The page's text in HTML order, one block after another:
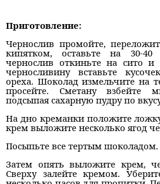
Приготовление:
Чернослив промойте,
кипятком, оставьте на 30-
чернослив откиньте на сито
черносливину вставьте
ореха. Шоколад измельчите на
просейте. Сметану взбейте
подсыпая сахарную пудру по
На дно креманки положите
крем выложите несколько ягод
Посыпьте все тертым шоколадом.
Затем опять выложите крем,
Сверху залейте кремом.